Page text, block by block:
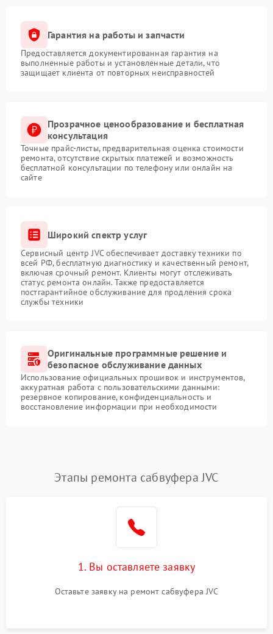
Гарантия на работы и запчасти
Предоставляется документированная гарантия на
выполненные работы и установленные детали, что
защищает клиента от повторных неисправностей
Прозрачное ценообразование и бесплатная
консультация
Точные прайс-листы, предварительная оценка стоимости
ремонта, отсутствие скрытых платежей и возможность
бесплатной консультации по телефону или онлайн на
сайте
Широкий спектр услуг
Сервисный центр JVC обеспечивает доставку техники по
всей РФ, бесплатную диагностику и качественный ремонт,
включая срочный ремонт. Клиенты могут отслеживать
статус ремонта онлайн. Также предоставляется
постгарантийное обслуживание для продления срока
службы техники
Оригинальные программные решение и
безопасное обслуживание данных
Использование официальных прошивок и инструментов,
аккуратная работа с пользовательскими данными:
резервное копирование, конфиденциальность и
восстановление информации при необходимости
Этапы ремонта сабвуфера JVC
1. Вы оставляете заявку
Оставьте заявку на ремонт сабвуфера JVC